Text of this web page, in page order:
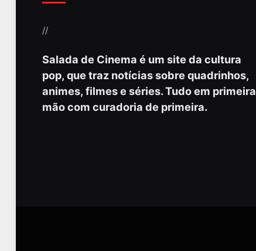
//
Salada de Cinema é um site da cultura
pop, que traz notícias sobre quadrinhos,
animes, filmes e séries. Tudo em primeira
mão com curadoria de primeira.